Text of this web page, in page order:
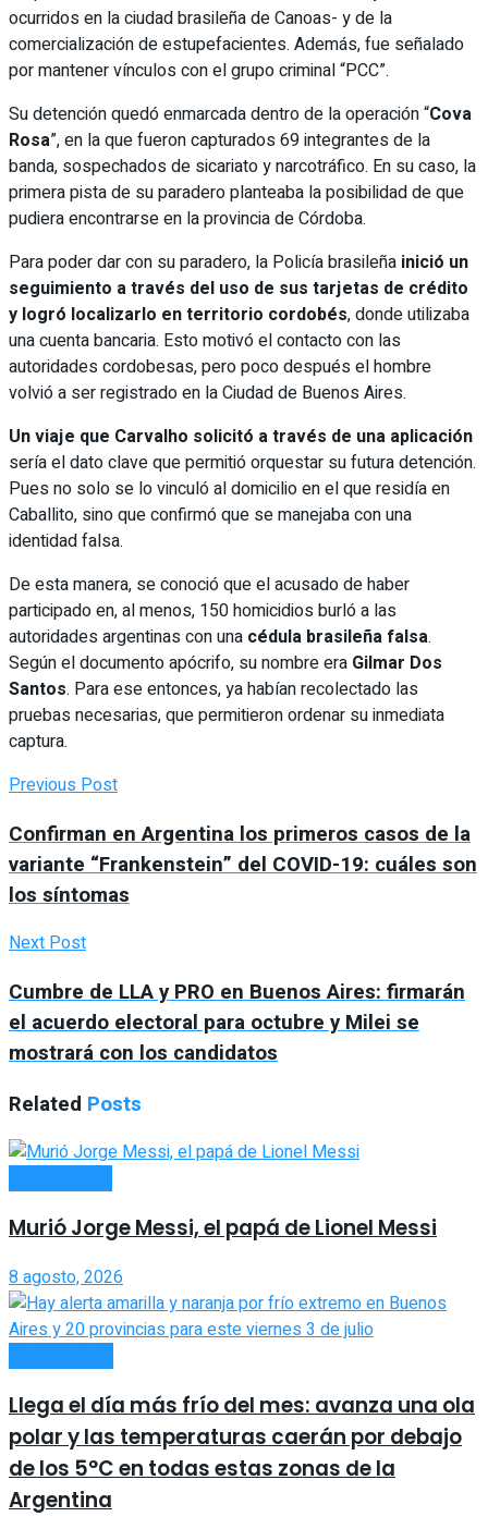
ocurridos en la ciudad brasileña de Canoas- y de la
comercialización de estupefacientes. Además, fue señalado
por mantener vínculos con el grupo criminal “PCC”.
Su detención quedó enmarcada dentro de la operación “Cova
Rosa”, en la que fueron capturados 69 integrantes de la
banda, sospechados de sicariato y narcotráfico. En su caso, la
primera pista de su paradero planteaba la posibilidad de que
pudiera encontrarse en la provincia de Córdoba.
Para poder dar con su paradero, la Policía brasileña inició un
seguimiento a través del uso de sus tarjetas de crédito
y logró localizarlo en territorio cordobés, donde utilizaba
una cuenta bancaria. Esto motivó el contacto con las
autoridades cordobesas, pero poco después el hombre
volvió a ser registrado en la Ciudad de Buenos Aires.
Un viaje que Carvalho solicitó a través de una aplicación
sería el dato clave que permitió orquestar su futura detención.
Pues no solo se lo vinculó al domicilio en el que residía en
Caballito, sino que confirmó que se manejaba con una
identidad falsa.
De esta manera, se conoció que el acusado de haber
participado en, al menos, 150 homicidios burló a las
autoridades argentinas con una cédula brasileña falsa.
Según el documento apócrifo, su nombre era Gilmar Dos
Santos. Para ese entonces, ya habían recolectado las
pruebas necesarias, que permitieron ordenar su inmediata
captura.
Previous Post
Confirman en Argentina los primeros casos de la
variante “Frankenstein” del COVID-19: cuáles son
los síntomas
Next Post
Cumbre de LLA y PRO en Buenos Aires: firmarán
el acuerdo electoral para octubre y Milei se
mostrará con los candidatos
Related Posts
Murió Jorge Messi, el papá de Lionel Messi
8 agosto, 2026
Llega el día más frío del mes: avanza una ola
polar y las temperaturas caerán por debajo
de los 5°C en todas estas zonas de la
Argentina